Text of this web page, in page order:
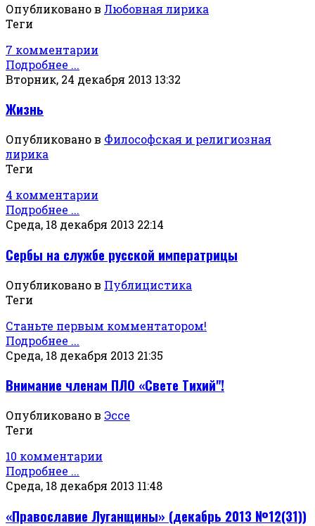
Опубликовано в Любовная лирика
Теги
7 комментарии
Подробнее ...
Вторник, 24 декабря 2013 13:32
Жизнь
Опубликовано в Философская и религиозная
лирика
Теги
4 комментарии
Подробнее ...
Среда, 18 декабря 2013 22:14
Сербы на службе русской императрицы
Опубликовано в Публицистика
Теги
Станьте первым комментатором!
Подробнее ...
Среда, 18 декабря 2013 21:35
Внимание членам ПЛО «Свете Тихий"!
Опубликовано в Эссе
Теги
10 комментарии
Подробнее ...
Среда, 18 декабря 2013 11:48
«Православие Луганщины» (декабрь 2013 №12(31))